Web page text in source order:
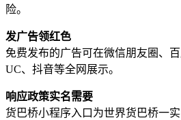
险。
发广告领红色
免费发布的广告可在微信朋友圈、百
UC、抖音等全网展示。
响应政策实名需要
货巴桥小程序入口为世界货巴桥一